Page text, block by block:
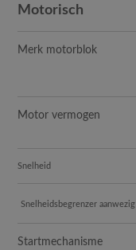
Motorisch
Merk motorblok
Motor vermogen
Snelheid
Snelheidsbegrenzer aanwezig
Startmechanisme